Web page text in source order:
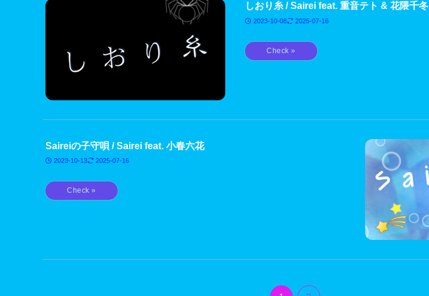
しおり糸 / Sairei feat. 重音テト & 花隈千冬
2023-10-08 2025-07-16
Saireiの子守唄 / Sairei feat. 小春六花
2023-10-13 2025-07-16